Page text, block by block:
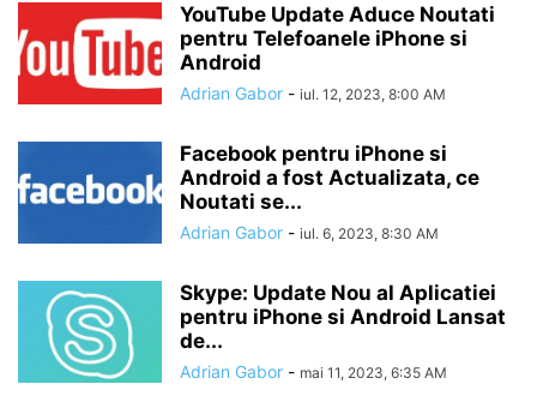
YouTube Update Aduce Noutati
pentru Telefoanele iPhone si
Android
Adrian Gabor - iul. 12, 2023, 8:00 AM
Facebook pentru iPhone si
Android a fost Actualizata, ce
Noutati se...
Adrian Gabor - iul. 6, 2023, 8:30 AM
Skype: Update Nou al Aplicatiei
pentru iPhone si Android Lansat
de...
Adrian Gabor - mai 11, 2023, 6:35 AM